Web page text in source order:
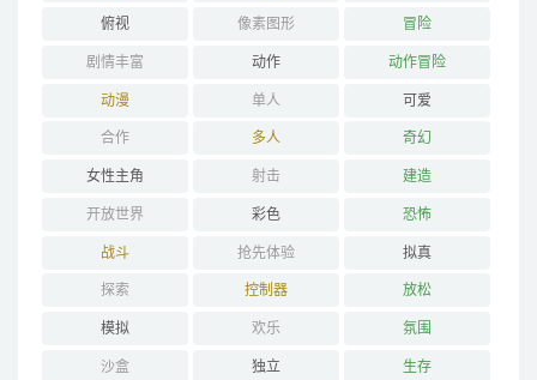
俯视 像素图形 冒险
剧情丰富 动作 动作冒险
动漫 单人 可爱
合作 多人 奇幻
女性主角 射击 建造
开放世界 彩色 恐怖
战斗 抢先体验 拟真
探索 控制器 放松
模拟 欢乐 氛围
沙盒 独立 生存